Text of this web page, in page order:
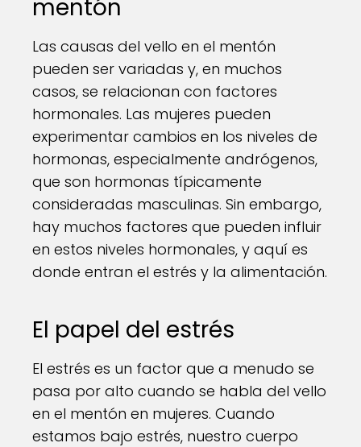
mentón
Las causas del vello en el mentón
pueden ser variadas y, en muchos
casos, se relacionan con factores
hormonales. Las mujeres pueden
experimentar cambios en los niveles de
hormonas, especialmente andrógenos,
que son hormonas típicamente
consideradas masculinas. Sin embargo,
hay muchos factores que pueden influir
en estos niveles hormonales, y aquí es
donde entran el estrés y la alimentación.
El papel del estrés
El estrés es un factor que a menudo se
pasa por alto cuando se habla del vello
en el mentón en mujeres. Cuando
estamos bajo estrés, nuestro cuerpo